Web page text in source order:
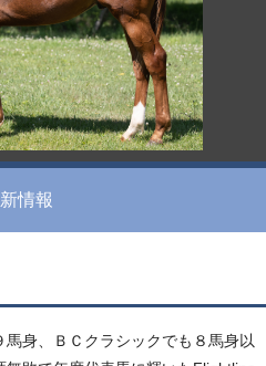
情報
身、ＢＣクラシックでも８馬身以